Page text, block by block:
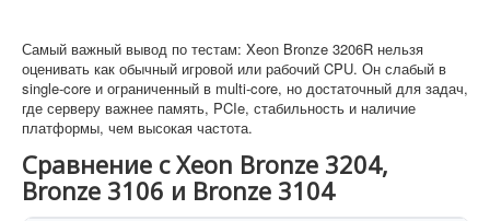
Самый важный вывод по тестам: Xeon Bronze 3206R нельзя
оценивать как обычный игровой или рабочий CPU. Он слабый в
single-core и ограниченный в multi-core, но достаточный для задач,
где серверу важнее память, PCIe, стабильность и наличие
платформы, чем высокая частота.
Сравнение с Xeon Bronze 3204,
Bronze 3106 и Bronze 3104